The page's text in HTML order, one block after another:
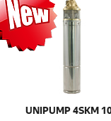
UNIPUMP 4SKM